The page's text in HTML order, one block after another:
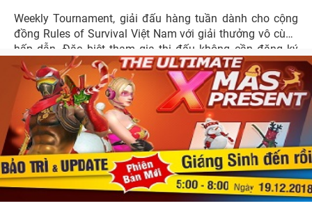
Weekly Tournament, giải đấu hàng tuần dành cho cộng
đồng Rules of Survival Việt Nam với giải thưởng vô cùng
hấp dẫn. Đặc biệt tham gia thi đấu không cần đăng ký
trước.